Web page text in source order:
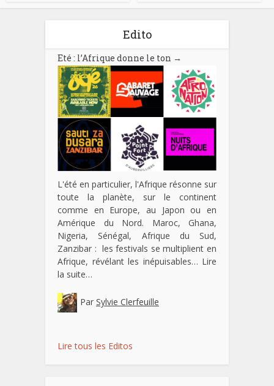
Edito
Eté : l’Afrique donne le ton →
L'été en particulier, l'Afrique résonne sur
toute la planète, sur le continent
comme en Europe, au Japon ou en
Amérique du Nord. Maroc, Ghana,
Nigeria, Sénégal, Afrique du Sud,
Zanzibar : les festivals se multiplient en
Afrique, révélant les inépuisables… Lire
la suite…
Par Sylvie Clerfeuille
Lire tous les Editos